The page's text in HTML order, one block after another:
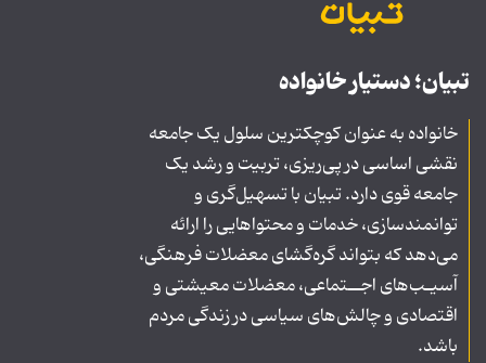
تبیان؛ دستیار خانواده
خانواده به عنوان کوچکترین سلول یک جامعه
نقشی اساسی در پی‌ریزی، تربیت و رشد یک
جامعه قوی دارد. تبیان با تسهیل‌گری و
توانمندسازی، خدمات و محتواهایی را ارائه
می‌دهد که بتواند گره‌گشای معضلات فرهنگی،
آسیـب‌های اجــتماعی، معضلات معیشتی و
اقتصادی و چالش‌های سیاسی در زندگی مردم
باشد.